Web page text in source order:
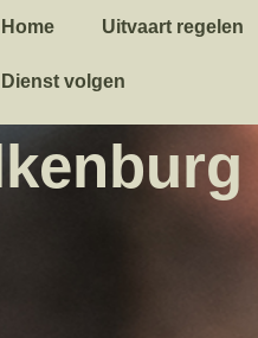
Home Uitvaart regelen
Dienst volgen